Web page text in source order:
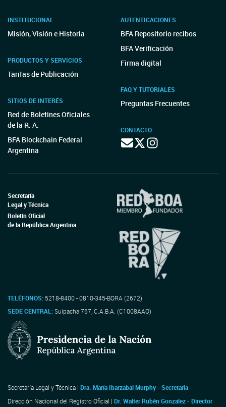
INSTITUCIONAL
Misión, Visión e Historia
PRODUCTOS Y SERVICIOS
Tarifas de Publicación
SITIOS DE INTERÉS
Red de Boletines Oficiales
de la R. A.
BFA Blockchain Federal
Argentina
AUTENTICACIONES
BFA Repositorio recibos
BFA Verificación
Firma digital
FAQ Y TUTORIALES
Preguntas Frecuentes
CONTACTO
Secretaría
Legal y Técnica
Boletín Oficial
de la República Argentina
TELÉFONOS: 5218-8400 - 0810-345-BORA (2672)
SEDE CENTRAL:Suipacha 767, C.A.B.A. (C1008AAO)
Secretaría Legal y Técnica | Dra. María Ibarzabal Murphy - Secretaria
Dirección Nacional del Registro Oficial | Dr. Walter Rubén Gonzalez - Director